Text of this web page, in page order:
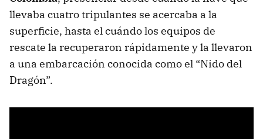
llevaba cuatro tripulantes se acercaba a la
superficie, hasta el cuándo los equipos de
rescate la recuperaron rápidamente y la llevaron
a una embarcación conocida como el “Nido del
Dragón”.